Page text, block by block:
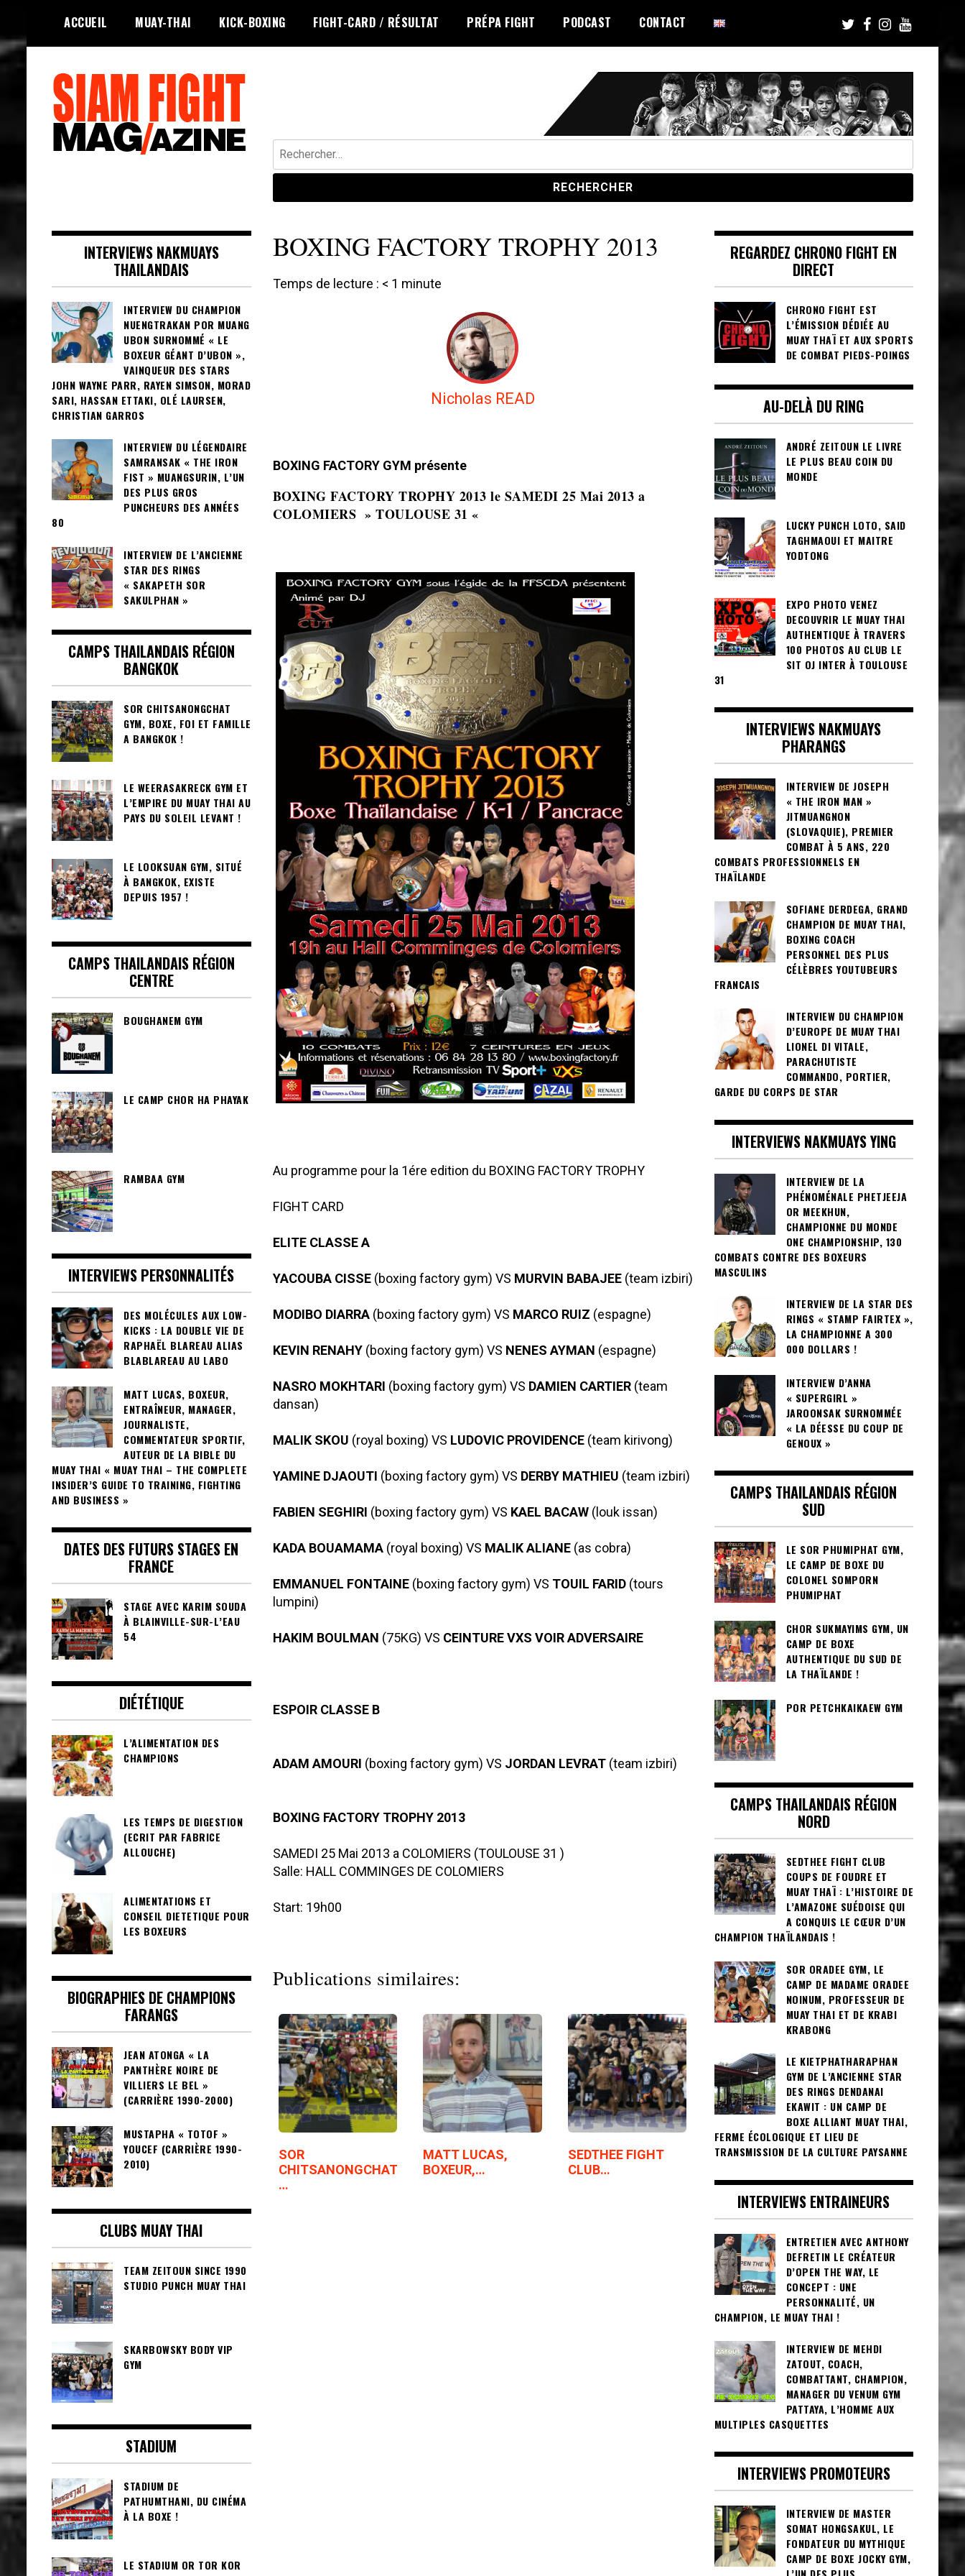
content
ACCUEIL MUAY-THAI KICK-BOXING FIGHT-CARD / RÉSULTAT PRÉPA FIGHT PODCAST CONTACT
Rechercher :
BOXING FACTORY TROPHY 2013
Temps de lecture : < 1 minute
Nicholas READ
BOXING FACTORY GYM présente
BOXING FACTORY TROPHY 2013 le SAMEDI 25 Mai 2013 a
COLOMIERS » TOULOUSE 31 «
Au programme pour la 1ére edition du BOXING FACTORY TROPHY
FIGHT CARD
ELITE CLASSE A
YACOUBA CISSE (boxing factory gym) VS MURVIN BABAJEE(team izbiri)
MODIBO DIARRA(boxing factory gym) VS MARCO RUIZ (espagne)
KEVIN RENAHY(boxing factory gym) VS NENES AYMAN (espagne)
NASRO MOKHTARI (boxing factory gym) VS DAMIEN CARTIER(team
dansan)
MALIK SKOU (royal boxing) VS LUDOVIC PROVIDENCE(team kirivong)
YAMINE DJAOUTI (boxing factory gym) VS DERBY MATHIEU (team izbiri)
FABIEN SEGHIRI (boxing factory gym) VS KAEL BACAW(louk issan)
KADA BOUAMAMA(royal boxing) VS MALIK ALIANE(as cobra)
EMMANUEL FONTAINE(boxing factory gym) VS TOUIL FARID(tours
lumpini)
HAKIM BOULMAN (75KG) VS CEINTURE VXS VOIR ADVERSAIRE
ESPOIR CLASSE B
ADAM AMOURI (boxing factory gym) VS JORDAN LEVRAT(team izbiri)
BOXING FACTORY TROPHY 2013
SAMEDI 25 Mai 2013 a COLOMIERS (TOULOUSE 31 )
Salle: HALL COMMINGES DE COLOMIERS
Start: 19h00
Publications similaires:
SOR
CHITSANONGCHAT
…
MATT LUCAS,
BOXEUR,…
SEDTHEE FIGHT
CLUB…
INTERVIEWS NAKMUAYS
THAILANDAIS
INTERVIEW DU CHAMPION
NUENGTRAKAN POR MUANG
UBON SURNOMMÉ « LE
BOXEUR GÉANT D’UBON »,
VAINQUEUR DES STARS
JOHN WAYNE PARR, RAYEN SIMSON, MORAD
SARI, HASSAN ETTAKI, OLÉ LAURSEN,
CHRISTIAN GARROS
INTERVIEW DU LÉGENDAIRE
SAMRANSAK « THE IRON
FIST » MUANGSURIN, L’UN
DES PLUS GROS
PUNCHEURS DES ANNÉES
80
INTERVIEW DE L’ANCIENNE
STAR DES RINGS
« SAKAPETH SOR
SAKULPHAN »
CAMPS THAILANDAIS RÉGION
BANGKOK
SOR CHITSANONGCHAT
GYM, BOXE, FOI ET FAMILLE
A BANGKOK !
LE WEERASAKRECK GYM ET
L’EMPIRE DU MUAY THAI AU
PAYS DU SOLEIL LEVANT !
LE LOOKSUAN GYM, SITUÉ
À BANGKOK, EXISTE
DEPUIS 1957 !
CAMPS THAILANDAIS RÉGION
CENTRE
BOUGHANEM GYM
LE CAMP CHOR HA PHAYAK
RAMBAA GYM
INTERVIEWS PERSONNALITÉS
DES MOLÉCULES AUX LOW-
KICKS : LA DOUBLE VIE DE
RAPHAËL BLAREAU ALIAS
BLABLAREAU AU LABO
MATT LUCAS, BOXEUR,
ENTRAÎNEUR, MANAGER,
JOURNALISTE,
COMMENTATEUR SPORTIF,
AUTEUR DE LA BIBLE DU
MUAY THAI « MUAY THAI – THE COMPLETE
INSIDER’S GUIDE TO TRAINING, FIGHTING
AND BUSINESS »
DATES DES FUTURS STAGES EN
FRANCE
STAGE AVEC KARIM SOUDA
À BLAINVILLE-SUR-L’EAU
54
DIÉTÉTIQUE
L’ALIMENTATION DES
CHAMPIONS
LES TEMPS DE DIGESTION
(ECRIT PAR FABRICE
ALLOUCHE)
ALIMENTATIONS ET
CONSEIL DIETETIQUE POUR
LES BOXEURS
BIOGRAPHIES DE CHAMPIONS
FARANGS
JEAN ATONGA « LA
PANTHÈRE NOIRE DE
VILLIERS LE BEL »
(CARRIÈRE 1990-2000)
MUSTAPHA « TOTOF »
YOUCEF (CARRIÈRE 1990-
2010)
CLUBS MUAY THAI
TEAM ZEITOUN SINCE 1990
STUDIO PUNCH MUAY THAI
SKARBOWSKY BODY VIP
GYM
STADIUM
STADIUM DE
PATHUMTHANI, DU CINÉMA
À LA BOXE !
LE STADIUM OR TOR KOR
REGARDEZ CHRONO FIGHT EN
DIRECT
CHRONO FIGHT EST
L’ÉMISSION DÉDIÉE AU
MUAY THAÏ ET AUX SPORTS
DE COMBAT PIEDS-POINGS
AU-DELÀ DU RING
ANDRÉ ZEITOUN LE LIVRE
LE PLUS BEAU COIN DU
MONDE
LUCKY PUNCH LOTO, SAID
TAGHMAOUI ET MAITRE
YODTONG
EXPO PHOTO VENEZ
DECOUVRIR LE MUAY THAI
AUTHENTIQUE À TRAVERS
100 PHOTOS AU CLUB LE
SIT OJ INTER À TOULOUSE
31
INTERVIEWS NAKMUAYS
PHARANGS
INTERVIEW DE JOSEPH
« THE IRON MAN »
JITMUANGNON
(SLOVAQUIE), PREMIER
COMBAT À 5 ANS, 220
COMBATS PROFESSIONNELS EN
THAÏLANDE
SOFIANE DERDEGA, GRAND
CHAMPION DE MUAY THAI,
BOXING COACH
PERSONNEL DES PLUS
CÉLÈBRES YOUTUBEURS
FRANCAIS
INTERVIEW DU CHAMPION
D’EUROPE DE MUAY THAI
LIONEL DI VITALE,
PARACHUTISTE
COMMANDO, PORTIER,
GARDE DU CORPS DE STAR
INTERVIEWS NAKMUAYS YING
INTERVIEW DE LA
PHÉNOMÉNALE PHETJEEJA
OR MEEKHUN,
CHAMPIONNE DU MONDE
ONE CHAMPIONSHIP, 130
COMBATS CONTRE DES BOXEURS
MASCULINS
INTERVIEW DE LA STAR DES
RINGS « STAMP FAIRTEX »,
LA CHAMPIONNE A 300
000 DOLLARS !
INTERVIEW D’ANNA
« SUPERGIRL »
JAROONSAK SURNOMMÉE
« LA DÉESSE DU COUP DE
GENOUX »
CAMPS THAILANDAIS RÉGION
SUD
LE SOR PHUMIPHAT GYM,
LE CAMP DE BOXE DU
COLONEL SOMPORN
PHUMIPHAT
CHOR SUKMAYIMS GYM, UN
CAMP DE BOXE
AUTHENTIQUE DU SUD DE
LA THAÏLANDE !
POR PETCHKAIKAEW GYM
CAMPS THAILANDAIS RÉGION
NORD
SEDTHEE FIGHT CLUB
COUPS DE FOUDRE ET
MUAY THAÏ : L’HISTOIRE DE
L’AMAZONE SUÉDOISE QUI
A CONQUIS LE CŒUR D’UN
CHAMPION THAÏLANDAIS !
SOR ORADEE GYM, LE
CAMP DE MADAME ORADEE
NOINUM, PROFESSEUR DE
MUAY THAI ET DE KRABI
KRABONG
LE KIETPHATHARAPHAN
GYM DE L’ANCIENNE STAR
DES RINGS DENDANAI
EKAWIT : UN CAMP DE
BOXE ALLIANT MUAY THAI,
FERME ÉCOLOGIQUE ET LIEU DE
TRANSMISSION DE LA CULTURE PAYSANNE
INTERVIEWS ENTRAINEURS
ENTRETIEN AVEC ANTHONY
DEFRETIN LE CRÉATEUR
D’OPEN THE WAY, LE
CONCEPT : UNE
PERSONNALITÉ, UN
CHAMPION, LE MUAY THAI !
INTERVIEW DE MEHDI
ZATOUT, COACH,
COMBATTANT, CHAMPION,
MANAGER DU VENUM GYM
PATTAYA, L’HOMME AUX
MULTIPLES CASQUETTES
INTERVIEWS PROMOTEURS
INTERVIEW DE MASTER
SOMAT HONGSAKUL, LE
FONDATEUR DU MYTHIQUE
CAMP DE BOXE JOCKY GYM,